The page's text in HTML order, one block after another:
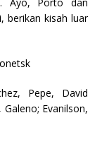
berikan kisah luar
Pepe, David
Evanilson,